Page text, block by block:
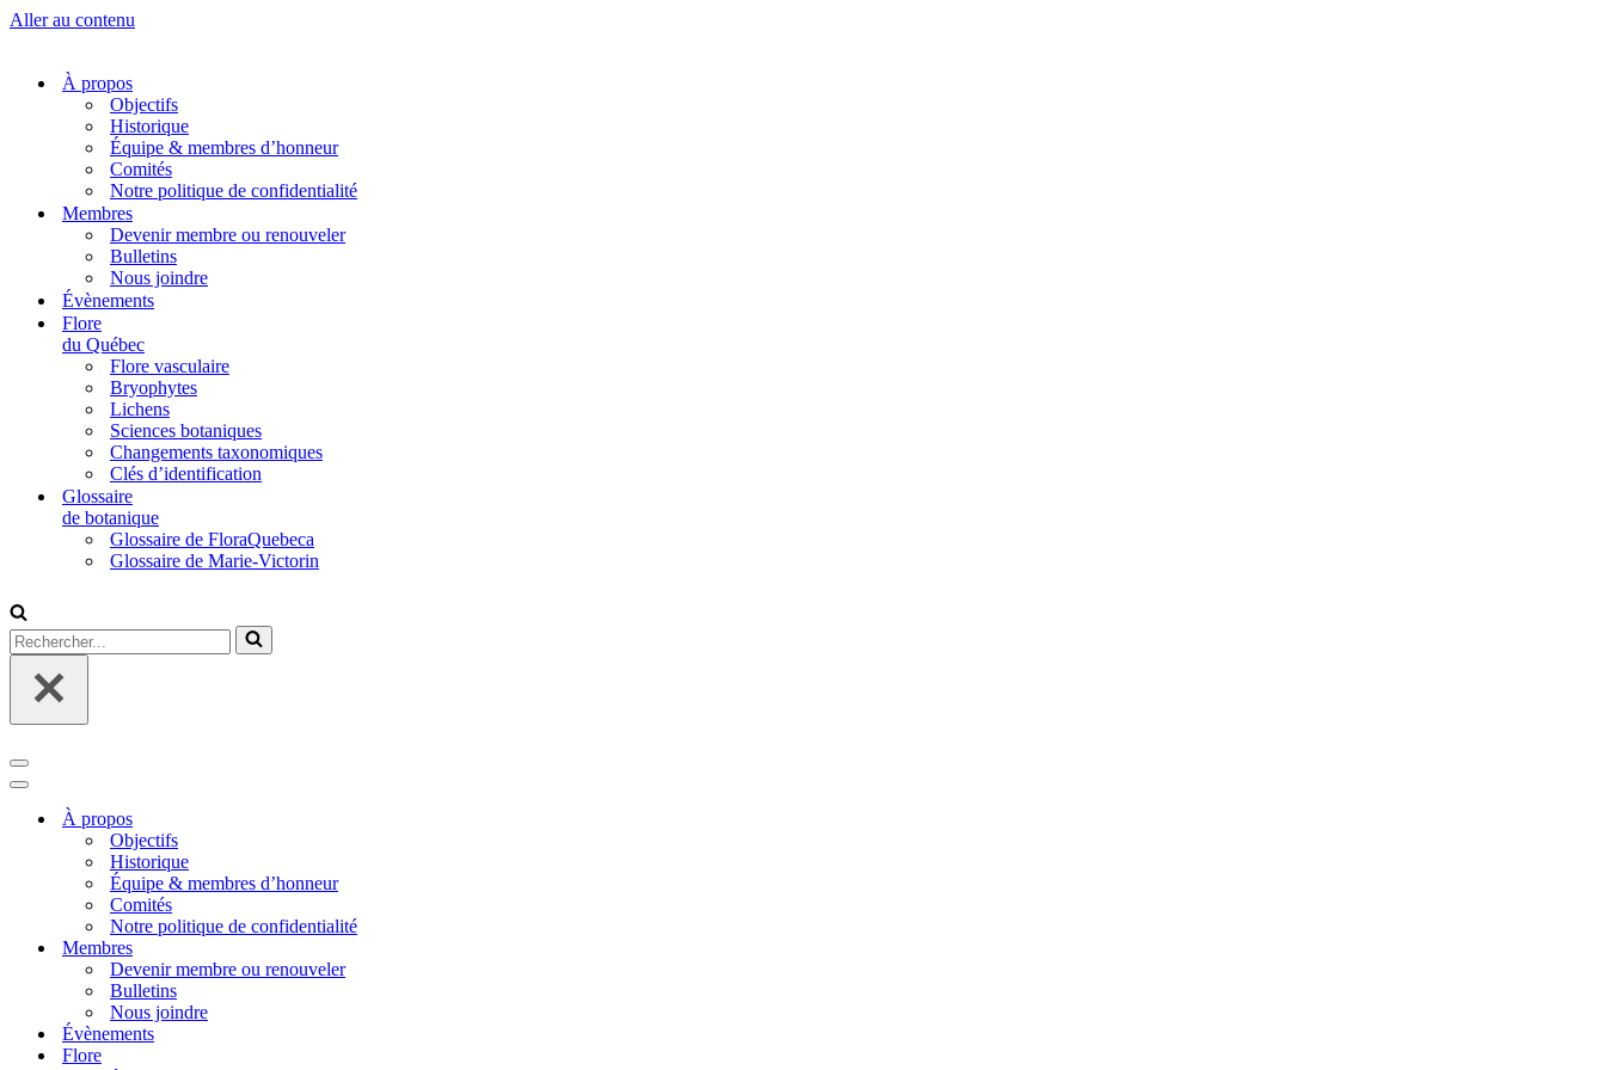
Aller au contenu
À propos
Objectifs
Historique
Équipe & membres d’honneur
Comités
Notre politique de confidentialité
Membres
Devenir membre ou renouveler
Bulletins
Nous joindre
Évènements
Flore
du Québec
Flore vasculaire
Bryophytes
Lichens
Sciences botaniques
Changements taxonomiques
Clés d’identification
Glossaire
de botanique
Glossaire de FloraQuebeca
Glossaire de Marie-Victorin
Rechercher...
Menu
de
navigation
Menu
navigationÀ propos
Objectifs
Historique
Équipe & membres d’honneur
Comités
Notre politique de confidentialité
Membres
Devenir membre ou renouveler
Bulletins
Nous joindre
Évènements
Flore